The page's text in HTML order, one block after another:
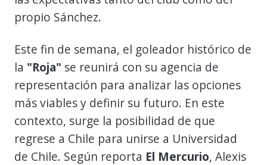
propio Sánchez.
Este fin de semana, el goleador histórico de
la "Roja" se reunirá con su agencia de
representación para analizar las opciones
más viables y definir su futuro. En este
contexto, surge la posibilidad de que
regrese a Chile para unirse a Universidad
de Chile. Según reporta El Mercurio, Alexis